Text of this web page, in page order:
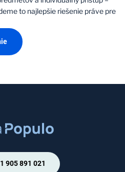
to najlepšie riešenie práve pre
905 891 021